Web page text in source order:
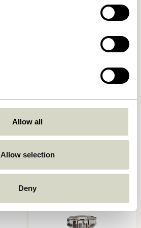
Allow all
Allow selection
Deny
In den warenkorb